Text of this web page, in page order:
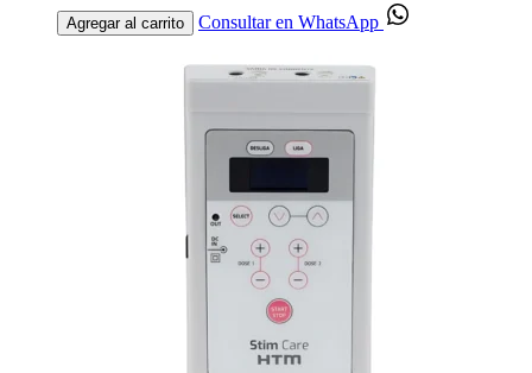
Agregar al carrito Consultar en WhatsApp